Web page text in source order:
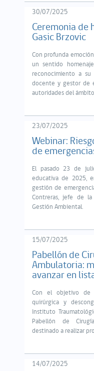
30/07/2025
Ceremonia de
Gasic Brzovic
Con profunda
un sentido
reconocimiento a su
docente y gestor de
autoridades del ámbito
23/07/2025
Webinar:
de
El pasado 23 de
educativa de 2025,
gestión de
Contreras, jefe de
Gestión Ambiental.
15/07/2025
Pabellón de
Ambulatoria:
avanzar en
Con el objetivo de
quirúrgica y
Instituto
Pabellón de
destinado a realizar
14/07/2025